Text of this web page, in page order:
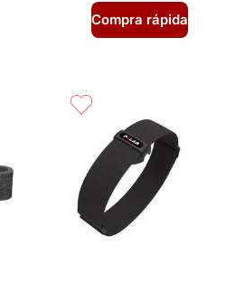
Compra rápida